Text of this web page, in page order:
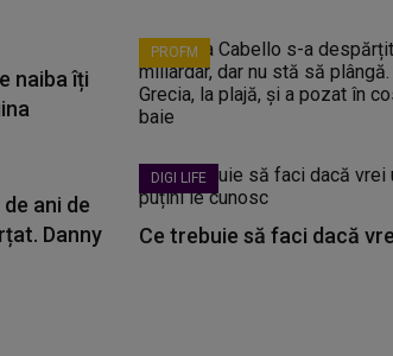
naiba îți
ani de
Danny
PROFM
DIGI LIFE
Ce trebuie să faci dacă